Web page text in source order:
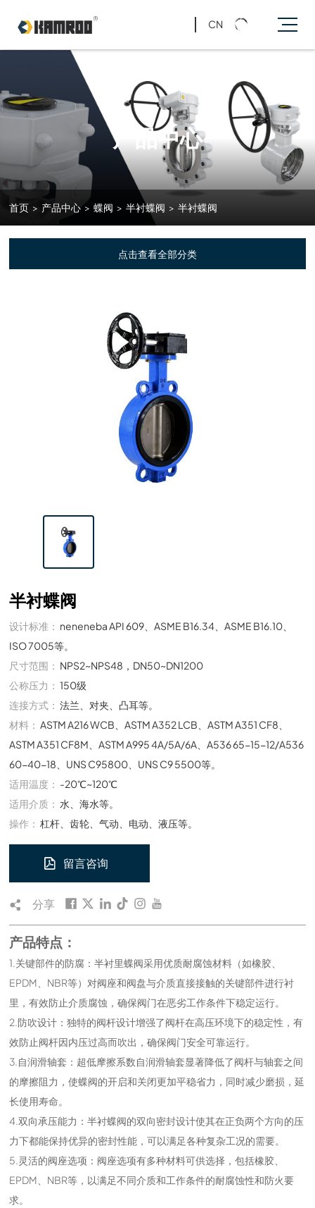
CN
产品中心
首页 > 产品中心 > 蝶阀 > 半衬蝶阀 > 半衬蝶阀
点击查看全部分类
半衬蝶阀
设计标准： neneneba API 609、ASME B16.34、ASME B16.10、
ISO 7005等。
尺寸范围： NPS2~NPS48，DN50~DN1200
公称压力： 150级
连接方式： 法兰、对夹、凸耳等。
材料： ASTM A216 WCB、ASTM A352 LCB、ASTM A351 CF8、
ASTM A351 CF8M、ASTM A995 4A/5A/6A、A536 65-15-12/A536
60-40-18、UNS C95800、UNS C9 5500等。
适用温度： -20℃~120℃
适用介质： 水、海水等。
操作： 杠杆、齿轮、气动、电动、液压等。
留言咨询
分享
产品特点：
1.关键部件的防腐：半衬里蝶阀采用优质耐腐蚀材料（如橡胶、
EPDM、NBR等）对阀座和阀盘与介质直接接触的关键部件进行衬
里，有效防止介质腐蚀，确保阀门在恶劣工作条件下稳定运行。
2.防吹设计：独特的阀杆设计增强了阀杆在高压环境下的稳定性，有
效防止阀杆因内压过高而吹出，确保阀门安全可靠运行。
3.自润滑轴套：超低摩擦系数自润滑轴套显著降低了阀杆与轴套之间
的摩擦阻力，使蝶阀的开启和关闭更加平稳省力，同时减少磨损，延
长使用寿命。
4.双向承压能力：半衬蝶阀的双向密封设计使其在正负两个方向的压
力下都能保持优异的密封性能，可以满足各种复杂工况的需要。
5.灵活的阀座选项：阀座选项有多种材料可供选择，包括橡胶、
EPDM、NBR等，以满足不同介质和工作条件的耐腐蚀性和防火要
求。